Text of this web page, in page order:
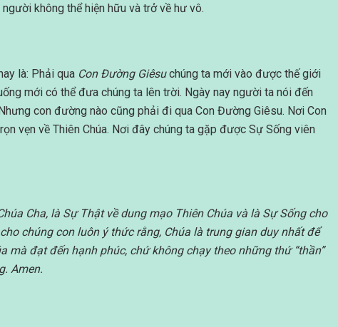
không thể hiện hữu và trở về hư vô.
là: Phải qua Con Đường Giêsuchúng ta mới vào được thế giới
mới có thể đưa chúng ta lên trời. Ngày nay người ta nói đến
con đường nào cũng phải đi qua Con Đường Giêsu. Nơi Con
vẹn về Thiên Chúa. Nơi đây chúng ta gặp được Sự Sống viên
Cha, là Sự Thật về dung mạo Thiên Chúa và là Sự Sống cho
chúng con luôn ý thức rằng, Chúa là trung gian duy nhất để
mà đạt đến hạnh phúc, chứ không chạy theo những thứ “thần”
Amen.